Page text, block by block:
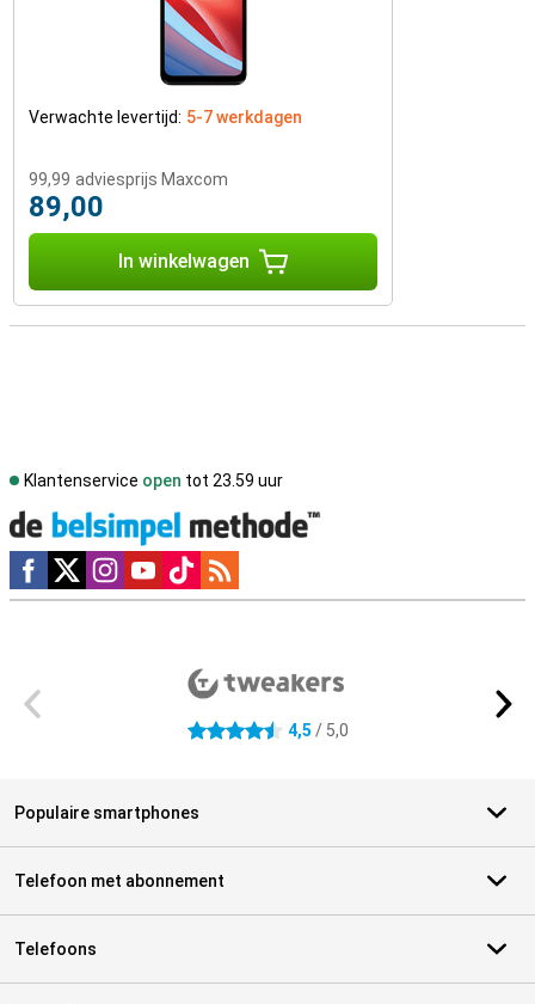
Verwachte levertijd: 5-7 werkdagen
99,99 adviesprijs Maxcom
89,00
In winkelwagen
Klantenservice open tot 23.59 uur
Social media
4.5 sterren 4,5 / 5,0
Populaire smartphones
Telefoon met abonnement
Telefoons